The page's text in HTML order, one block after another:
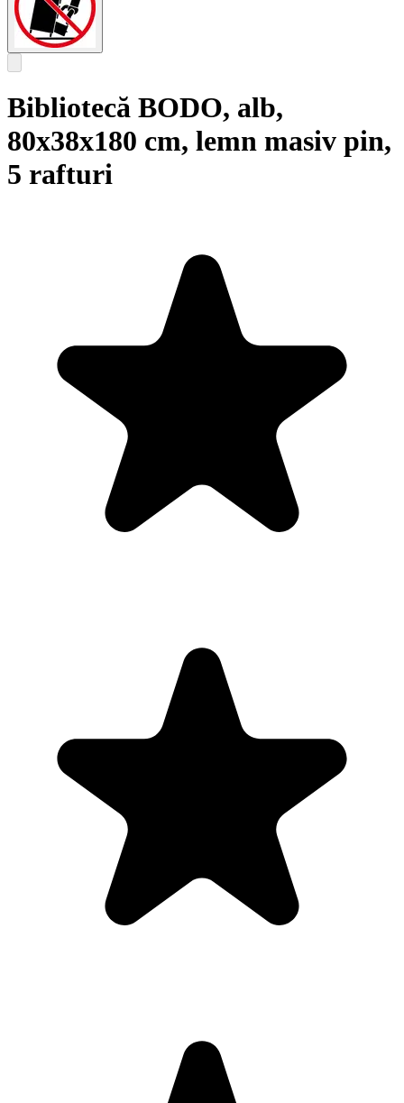
Bibliotecă BODO, alb,
80x38x180 cm, lemn masiv pin,
5 rafturi